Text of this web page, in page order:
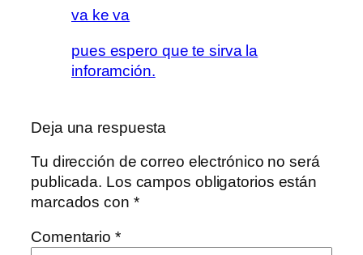
va ke va
pues espero que te sirva la
inforamción.
Deja una respuesta
Tu dirección de correo electrónico no será
publicada. Los campos obligatorios están
marcados con *
Comentario *